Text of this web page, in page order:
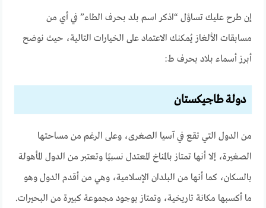
إن طرح عليك تساؤل “اذكر اسم بلد بحرف الطاء” في أي من
مسابقات الألغاز يُمكنك الاعتماد على الخيارات التالية، حيث نوضح
أبرز أسماء بلاد بحرف ط:
دولة طاجيكستان
من الدول التي تقع في آسيا الصغرى، وعلى الرغم من مساحتها
الصغيرة، إلا أنها تمتاز بالمناخ المعتدل نسبيًا وتعتبر من الدول المأهولة
بالسكان، كما أنها من البلدان الإسلامية، وهي من أقدم الدول وهو
ما أكسبها مكانة تاريخية، وتمتاز بوجود مجموعة كبيرة من البحيرات.